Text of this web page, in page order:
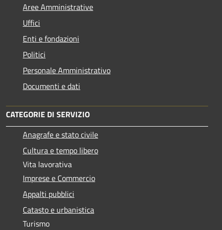
Aree Amministrative
Uffici
Enti e fondazioni
Politici
Personale Amministrativo
Documenti e dati
CATEGORIE DI SERVIZIO
Anagrafe e stato civile
Cultura e tempo libero
Vita lavorativa
Imprese e Commercio
Appalti pubblici
Catasto e urbanistica
Turismo